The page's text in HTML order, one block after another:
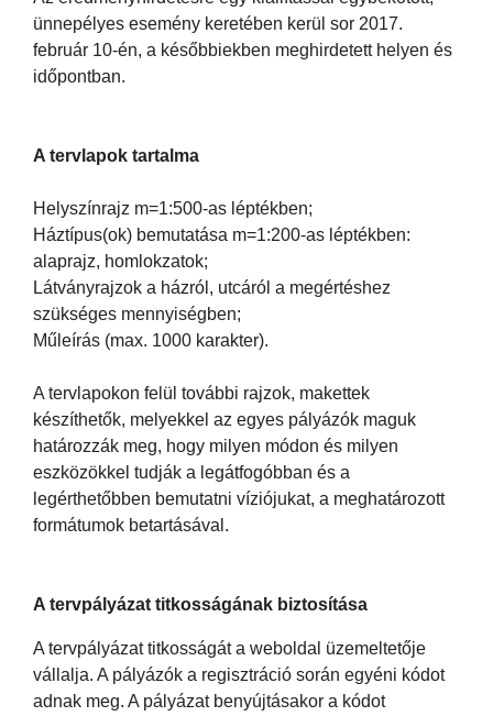
ünnepélyes esemény keretében kerül sor 2017.
február 10-én, a későbbiekben meghirdetett helyen és
időpontban.
A tervlapok tartalma
Helyszínrajz m=1:500-as léptékben;
Háztípus(ok) bemutatása m=1:200-as léptékben:
alaprajz, homlokzatok;
Látványrajzok a házról, utcáról a megértéshez
szükséges mennyiségben;
Műleírás (max. 1000 karakter).
A tervlapokon felül további rajzok, makettek
készíthetők, melyekkel az egyes pályázók maguk
határozzák meg, hogy milyen módon és milyen
eszközökkel tudják a legátfogóbban és a
legérthetőbben bemutatni víziójukat, a meghatározott
formátumok betartásával.
A tervpályázat titkosságának biztosítása
A tervpályázat titkosságát a weboldal üzemeltetője
vállalja. A pályázók a regisztráció során egyéni kódot
adnak meg. A pályázat benyújtásakor a kódot